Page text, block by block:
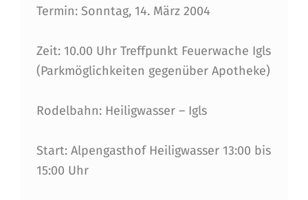
N
N
E
A
M
S
Termin: Sonntag, 14. März 2004
Zeit: 10.00 Uhr Treffpunkt Feuerwache Igls
(Parkmöglichkeiten gegenüber Apotheke)
Rodelbahn: Heiligwasser – Igls
Start: Alpengasthof Heiligwasser 13:00 bis
15:00 Uhr